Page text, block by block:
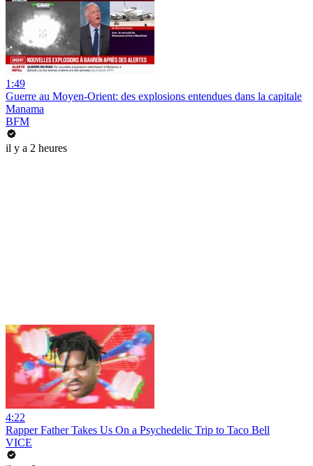
1:49
Guerre au Moyen-Orient: des explosions entendues dans la capitale
Manama
BFM
il y a 2 heures
4:22
Rapper Father Takes Us On a Psychedelic Trip to Taco Bell
VICE